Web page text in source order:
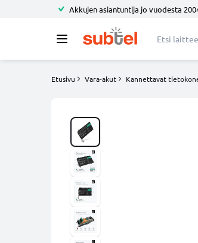
Akkujen asiantuntija jo vuodesta
Etusivu Vara-akut Kannettavat